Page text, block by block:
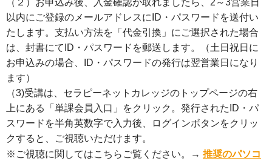
以内にご登録のメールアドレスにID・パスワードを送付い
たします。支払い方法を「代金引換」にご選択された場合
は、封書にてID・パスワードを郵送します。（土日祝日に
お申込みの場合、ID・パスワードの発行は翌営業日になり
ます）
（3)受講は、セラピーネットカレッジのトップページの右
上にある「単課会員入口」をクリック。発行されたID・パ
スワードを半角英数字で入力後、ログインボタンをクリッ
クすると、ご視聴いただけます。
※ご視聴に関してはこちらご覧ください。→ 推奨のパソコ